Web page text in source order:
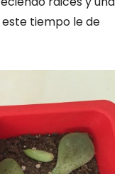
este tiempo le de